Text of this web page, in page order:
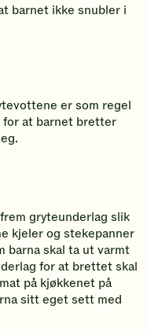
barnet ikke snubler i
er som regel
for at barnet bretter
gryteunderlag slik
kjeler og stekepanner
barna skal ta ut varmt
for at brettet skal
på kjøkkenet på
sitt eget sett med